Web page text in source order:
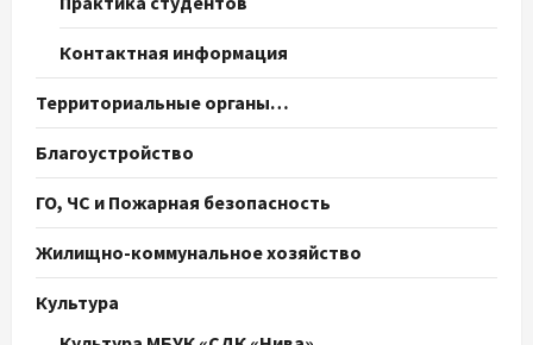
Контактная информация
Территориальные органы…
Благоустройство
ГО, ЧС и Пожарная безопасность
Жилищно-коммунальное хозяйство
Культура